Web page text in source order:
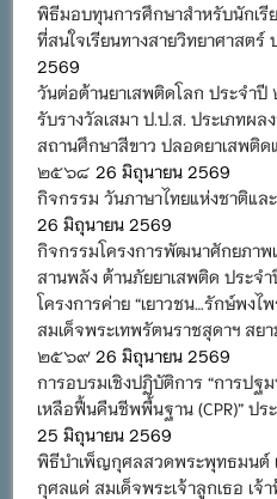
พิธีมอบทุนการศึกษาสำหรับนักเ
ที่สนใจเรียนทางสายวิทยาศาสต
2569
วันต่อต้านยาเสพติดโลก ประจำ
รับรางวัลเสมา ป.ป.ส. ประเภทผล
สถานศึกษาสีขาว ปลอดยาเสพติ
๒๕๖๘ 26 มิถุนายน 2569
กิจกรรม วันภาษาไทยแห่งชาติแ
26 มิถุนายน 2569
กิจกรรมโครงการพัฒนาศักยภาพ
สานพลัง ต้านภัยยาเสพติด ประ
โครงการค่าย “เยาวชน…รักษ์พง
สมเด็จพระเทพรัตนราชสุดาฯ สย
๒๕๖๙ 26 มิถุนายน 2569
การอบรมเชิงปฏิบัติการ “การปฐ
เหลือฟื้นคืนชีพพื้นฐาน (CPR)”
25 มิถุนายน 2569
พิธีบำเพ็ญกุศลสวดพระพุทธมนต์
กุศลแด่ สมเด็จพระเจ้าลูกเธอ เจ้